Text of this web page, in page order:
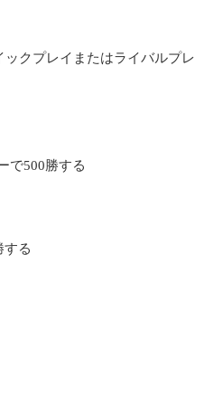
クプレイまたはライバルプレ
で500勝する
する